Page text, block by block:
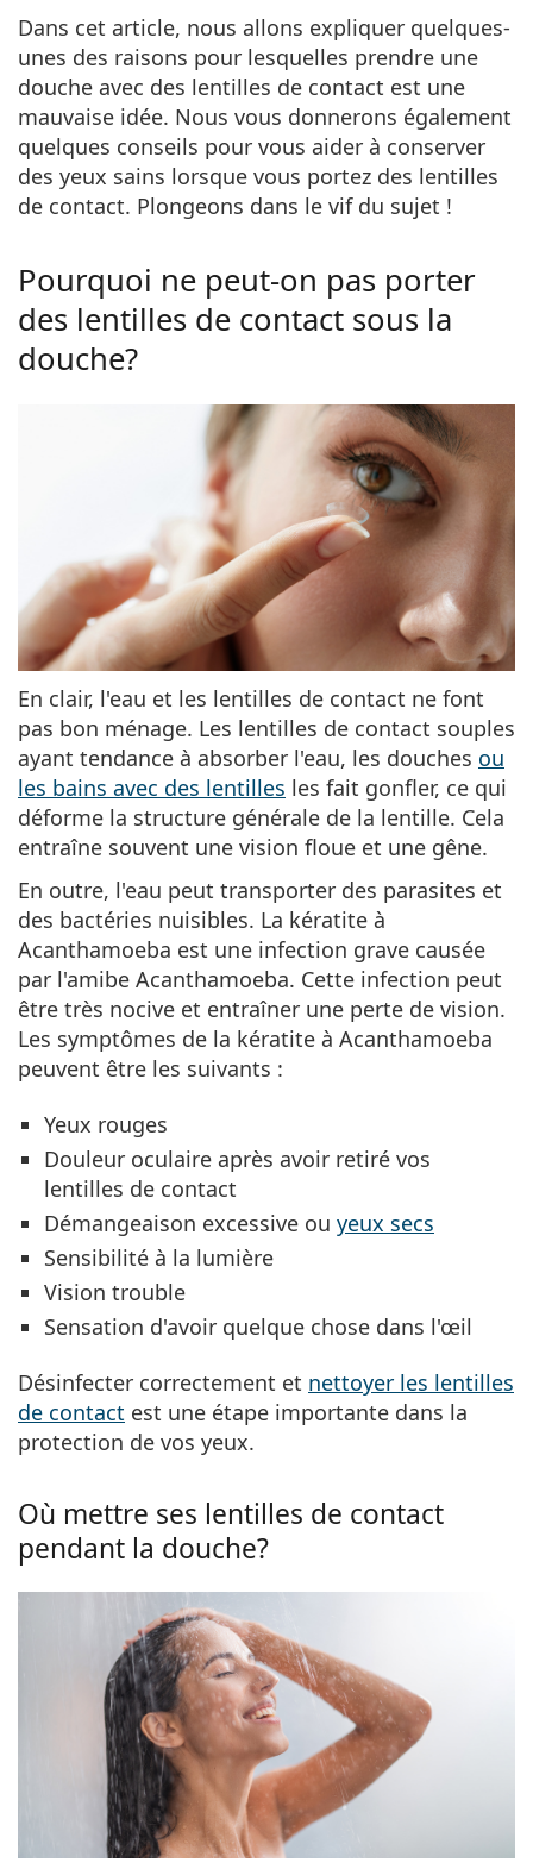
Toutes les marques
Persol
Prada
Toutes les marques
hors ligne
Dans cet article, nous allons expliquer quelques-
unes des raisons pour lesquelles prendre une
douche avec des lentilles de contact est une
mauvaise idée. Nous vous donnerons également
quelques conseils pour vous aider à conserver
des yeux sains lorsque vous portez des lentilles
de contact. Plongeons dans le vif du sujet !
Pourquoi ne peut-on pas porter
des lentilles de contact sous la
douche?
En clair, l'eau et les lentilles de contact ne font
pas bon ménage. Les lentilles de contact souples
ayant tendance à absorber l'eau, les douches ou
les bains avec des lentilles les fait gonfler, ce qui
déforme la structure générale de la lentille. Cela
entraîne souvent une vision floue et une gêne.
En outre, l'eau peut transporter des parasites et
des bactéries nuisibles. La kératite à
Acanthamoeba est une infection grave causée
par l'amibe Acanthamoeba. Cette infection peut
être très nocive et entraîner une perte de vision.
Les symptômes de la kératite à Acanthamoeba
peuvent être les suivants :
Yeux rouges
Douleur oculaire après avoir retiré vos
lentilles de contact
Démangeaison excessive ou yeux secs
Sensibilité à la lumière
Vision trouble
Sensation d'avoir quelque chose dans l'œil
Désinfecter correctement et nettoyer les lentilles
de contact est une étape importante dans la
protection de vos yeux.
Où mettre ses lentilles de contact
pendant la douche?